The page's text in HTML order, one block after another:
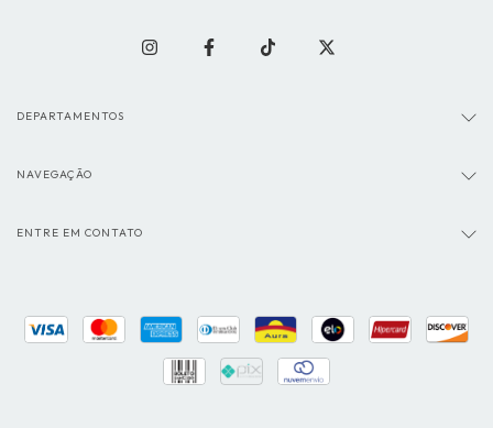
DEPARTAMENTOS
NAVEGAÇÃO
ENTRE EM CONTATO